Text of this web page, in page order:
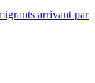
arrivant par